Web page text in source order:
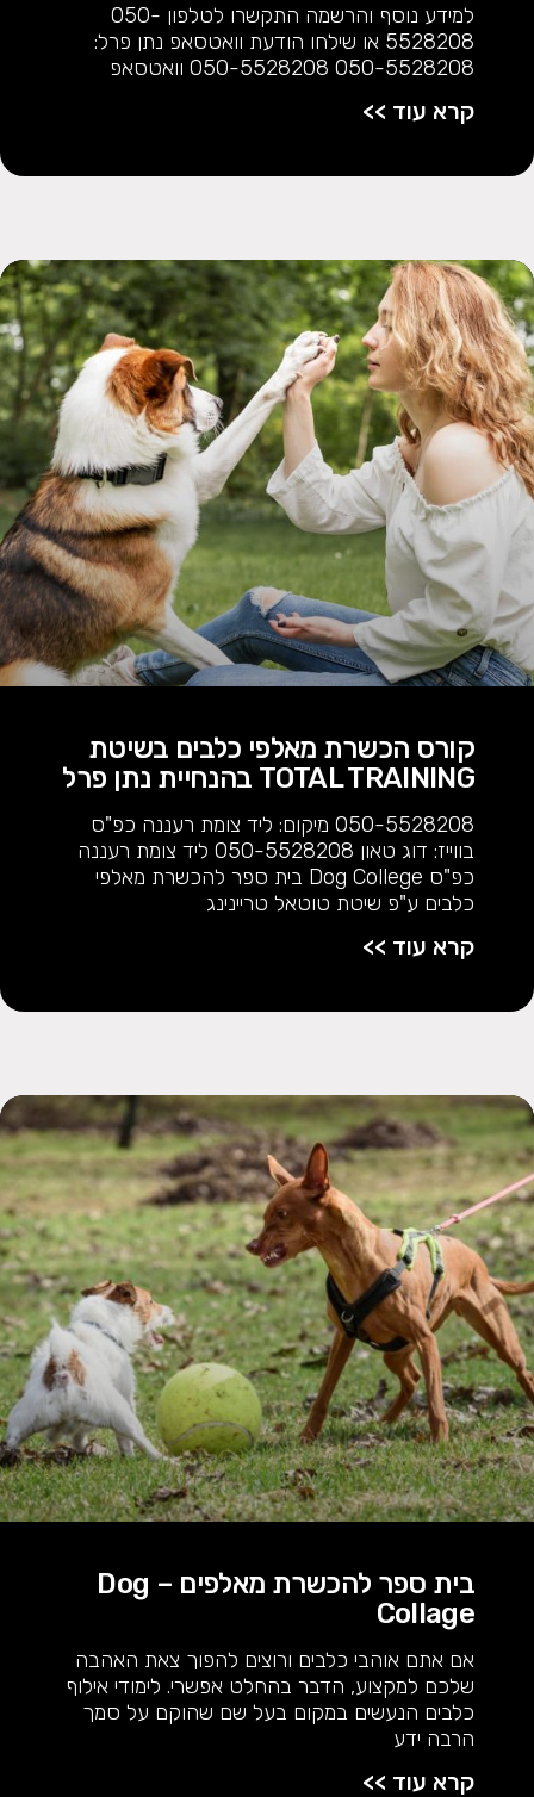
למידע נוסף והרשמה התקשרו לטלפון 050-
5528208 או שילחו הודעת וואטסאפ נתן פרל:
050-5528208 050-5528208 וואטסאפ
קרא עוד >>
קורס הכשרת מאלפי כלבים בשיטת
TOTAL TRAINING בהנחיית נתן פרל
050-5528208 מיקום: ליד צומת רעננה כפ"ס
בווייז: דוג טאון 050-5528208 ליד צומת רעננה
כפ"ס Dog College בית ספר להכשרת מאלפי
כלבים ע"פ שיטת טוטאל טריינינג
קרא עוד >>
בית ספר להכשרת מאלפים – Dog
Collage
אם אתם אוהבי כלבים ורוצים להפוך צאת האהבה
שלכם למקצוע, הדבר בהחלט אפשרי. לימודי אילוף
כלבים הנעשים במקום בעל שם שהוקם על סמך
הרבה ידע
קרא עוד >>